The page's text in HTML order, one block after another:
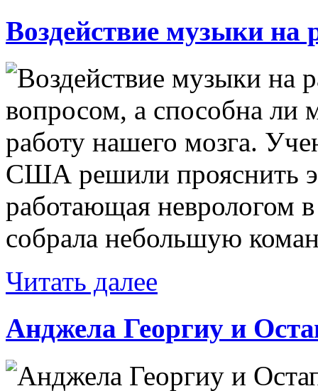
Воздействие музыки на
вопросом, а способна ли
работу нашего мозга.
США решили прояснить
работающая неврологом
собрала небольшую
Читать далее
Анджела Георгиу и